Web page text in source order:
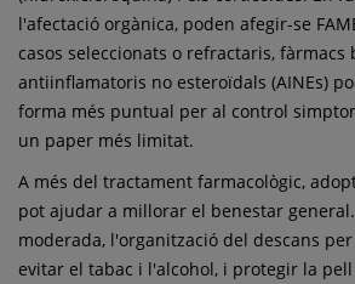
l'afectació orgànica, poden afegir-se
casos seleccionats o refractaris, fàrmacs
antiinflamatoris no esteroïdals (AINEs)
forma més puntual per al control
un paper més limitat.
A més del tractament farmacològic,
pot ajudar a millorar el benestar
moderada, l'organització del descans
evitar el tabac i l'alcohol, i protegir la